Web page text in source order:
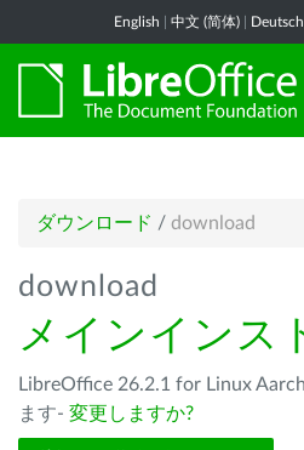
English 中文 (简体) Deutsch
ダウンロード / download
download
メインインス
LibreOffice 26.2.1 for Linux
ます- 変更しますか?